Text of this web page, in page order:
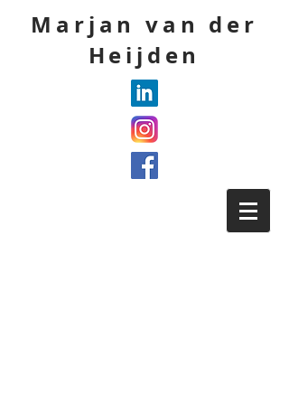
Marjan van der
Heijden